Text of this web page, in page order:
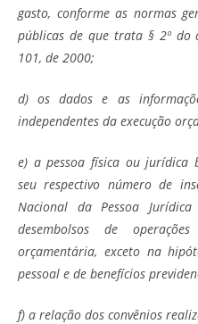
gasto, conforme as normas
públicas de que trata § 2º do
101, de 2000;
d) os dados e as
independentes da execução
e) a pessoa física ou jurídica
seu respectivo número de
Nacional da Pessoa
desembolsos de
orçamentária, exceto na
pessoal e de benefícios
f) a relação dos convênios